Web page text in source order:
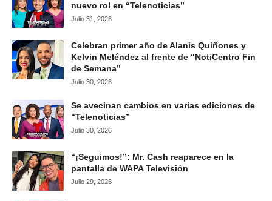
nuevo rol en “Telenoticias”
Julio 31, 2026
Celebran primer año de Alanis Quiñones y
Kelvin Meléndez al frente de “NotiCentro Fin
de Semana”
Julio 30, 2026
Se avecinan cambios en varias ediciones de
“Telenoticias”
Julio 30, 2026
“¡Seguimos!”: Mr. Cash reaparece en la
pantalla de WAPA Televisión
Julio 29, 2026